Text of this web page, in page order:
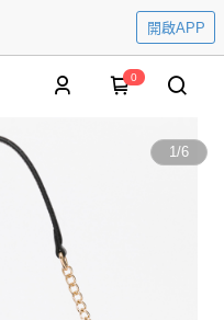
開啟APP
0
1/6